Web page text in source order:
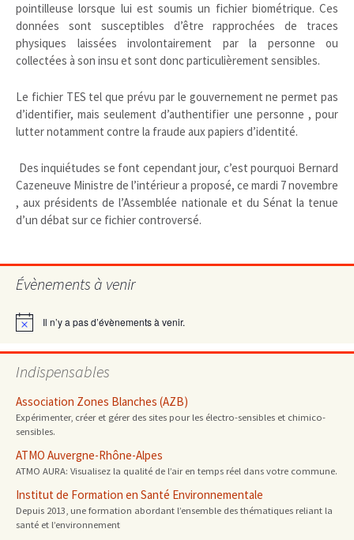
pointilleuse lorsque lui est soumis un fichier biométrique. Ces
données sont susceptibles d’être rapprochées de traces
physiques laissées involontairement par la personne ou
collectées à son insu et sont donc particulièrement sensibles.
Le fichier TES tel que prévu par le gouvernement ne permet pas
d’identifier, mais seulement d’authentifier une personne , pour
lutter notamment contre la fraude aux papiers d’identité.
Des inquiétudes se font cependant jour, c’est pourquoi Bernard
Cazeneuve Ministre de l’intérieur a proposé, ce mardi 7 novembre
, aux présidents de l’Assemblée nationale et du Sénat la tenue
d’un débat sur ce fichier controversé.
Évènements à venir
Notice Il n’y a pas d’évènements à venir.
Indispensables
Association Zones Blanches (AZB)
Expérimenter, créer et gérer des sites pour les électro-sensibles et chimico-
sensibles.
ATMO Auvergne-Rhône-Alpes
ATMO AURA: Visualisez la qualité de l’air en temps réel dans votre commune.
Institut de Formation en Santé Environnementale
Depuis 2013, une formation abordant l’ensemble des thématiques reliant la
santé et l’environnement